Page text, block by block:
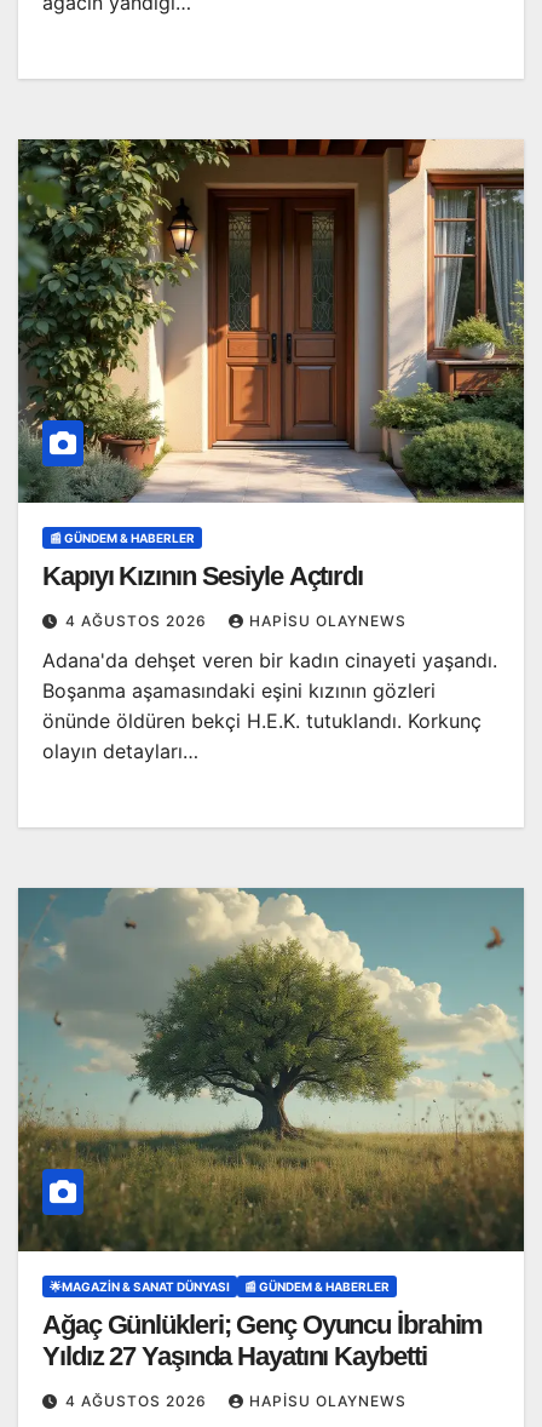
📰 GÜNDEM & HABERLER
Kapıyı Kızının Sesiyle Açtırdı
4 AĞUSTOS 2026 HAPISU OLAYNEWS
Adana'da dehşet veren bir kadın cinayeti yaşandı.
Boşanma aşamasındaki eşini kızının gözleri
önünde öldüren bekçi H.E.K. tutuklandı. Korkunç
olayın detayları…
🌟MAGAZIN & SANAT DÜNYASI 📰 GÜNDEM & HABERLER
Ağaç Günlükleri; Genç Oyuncu İbrahim
Yıldız 27 Yaşında Hayatını Kaybetti
4 AĞUSTOS 2026 HAPISU OLAYNEWS